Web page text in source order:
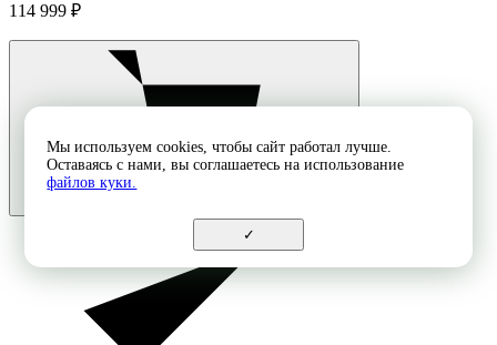
114 999 ₽
Мы используем cookies, чтобы сайт работал лучше.
Оставаясь с нами, вы соглашаетесь на использование
файлов куки.
✓